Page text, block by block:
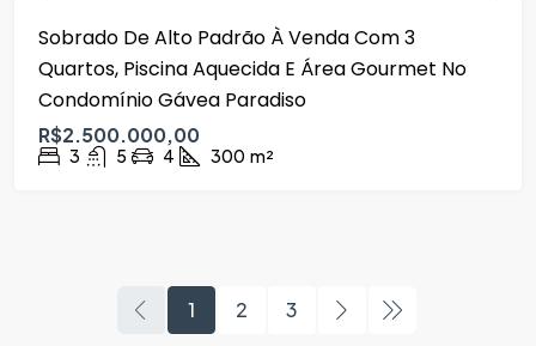
Sobrado De Alto Padrão À Venda Com 3
Quartos, Piscina Aquecida E Área Gourmet No
Condomínio Gávea Paradiso
R$2.500.000,00
3 5 4 300 m²
1 2 3